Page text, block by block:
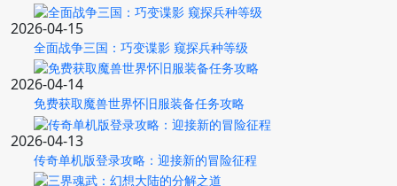
2026-04-15
全面战争三国：巧变谍影 窥探兵种等级
2026-04-14
免费获取魔兽世界怀旧服装备任务攻略
2026-04-13
传奇单机版登录攻略：迎接新的冒险征程